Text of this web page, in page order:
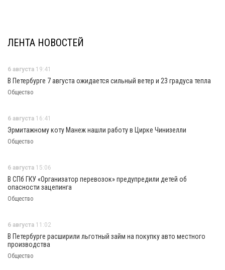
ЛЕНТА НОВОСТЕЙ
6 августа 19:41
В Петербурге 7 августа ожидается сильный ветер и 23 градуса тепла
Общество
6 августа 16:41
Эрмитажному коту Манеж нашли работу в Цирке Чинизелли
Общество
6 августа 15:06
В СПб ГКУ «Организатор перевозок» предупредили детей об
опасности зацепинга
Общество
6 августа 11:02
В Петербурге расширили льготный займ на покупку авто местного
производства
Общество